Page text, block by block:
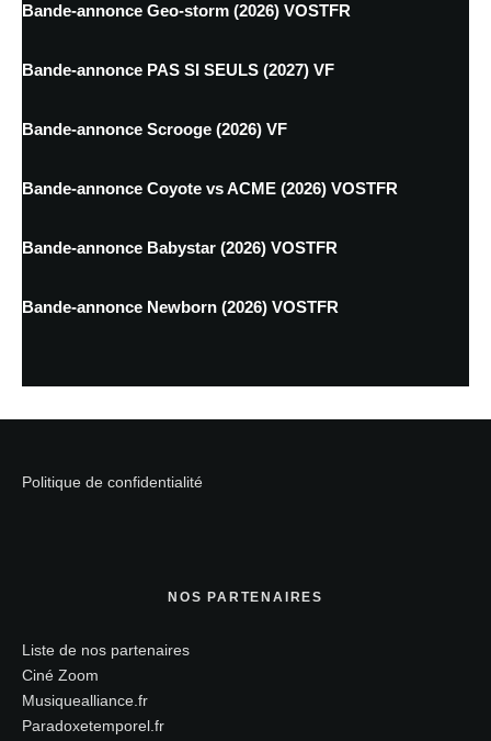
Bande-annonce Geo-storm (2026) VOSTFR
Bande-annonce PAS SI SEULS (2027) VF
Bande-annonce Scrooge (2026) VF
Bande-annonce Coyote vs ACME (2026) VOSTFR
Bande-annonce Babystar (2026) VOSTFR
Bande-annonce Newborn (2026) VOSTFR
Politique de confidentialité
NOS PARTENAIRES
Liste de nos partenaires
Ciné Zoom
Musiquealliance.fr
Paradoxetemporel.fr